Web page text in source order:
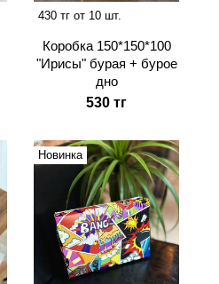
430 тг от 10 шт.
Коробка 150*150*100
"Ирисы" бурая + бурое
дно
530 тг
Новинка